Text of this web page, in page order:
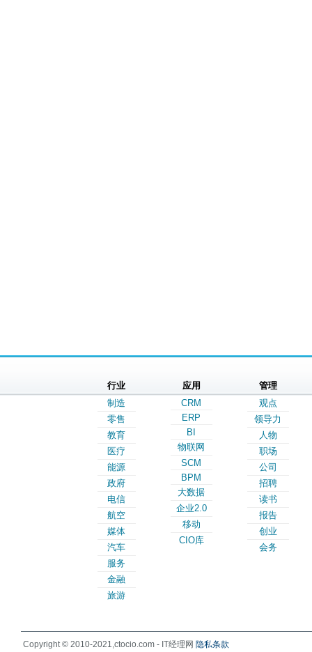
行业
制造
零售
教育
医疗
能源
政府
电信
航空
媒体
汽车
服务
金融
旅游
应用
CRM
ERP
BI
物联网
SCM
BPM
大数据
企业2.0
移动
CIO库
管理
观点
领导力
人物
职场
公司
招聘
读书
报告
创业
会务
Copyright © 2010-2021,ctocio.com - IT经理网 隐私条款